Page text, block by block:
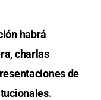
habrá
charlas
de